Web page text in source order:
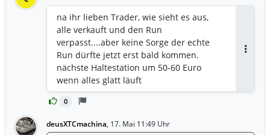
0
na ihr lieben Trader, wie sieht es aus,
alle verkauft und den Run
verpasst....aber keine Sorge der echte
Run dürfte jetzt erst bald kommen.
nächste Haltestation um 50-60 Euro
wenn alles glatt läuft
deusXTCmachina, 17. Mai 11:49 Uhr